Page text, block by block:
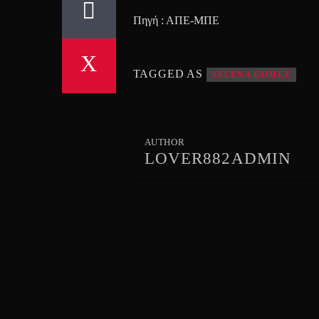
Πηγή : ΑΠΕ-ΜΠΕ
TAGGED AS SELENA GOMEZ
AUTHOR
LOVER882ADMIN